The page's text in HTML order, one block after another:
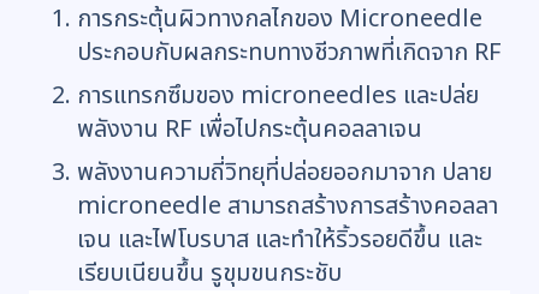
การกระตุ้นผิวทางกลไกของ Microneedle
ประกอบกับผลกระทบทางชีวภาพที่เกิดจาก RF
การแทรกซึมของ microneedles และปล่ย
พลังงาน RF เพื่อไปกระตุ้นคอลลาเจน
พลังงานความถี่วิทยุที่ปล่อยออกมาจาก ปลาย
microneedle สามารถสร้างการสร้างคอลลา
เจน และไฟโบรบาส และทำให้ริ้วรอยดีขึ้น และ
เรียบเนียนขึ้น รูขุมขนกระชับ